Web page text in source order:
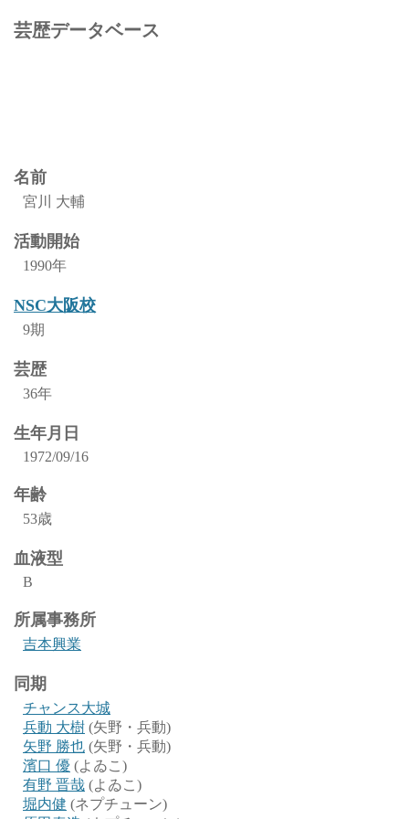
芸歴データベース
名前
宮川 大輔
活動開始
1990年
NSC大阪校
9期
芸歴
36年
生年月日
1972/09/16
年齢
53歳
血液型
B
所属事務所
吉本興業
同期
チャンス大城
兵動 大樹 (矢野・兵動)
矢野 勝也 (矢野・兵動)
濱口 優 (よゐこ)
有野 晋哉 (よゐこ)
堀内健 (ネプチューン)